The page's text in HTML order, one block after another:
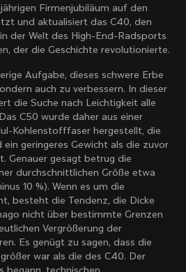
zweiter Hand
Firmenjubiläum auf den
und aktualisiert das C40, den
der Welt des High-End-Radsports
der die Geschichte revolutionierte.
Aufgabe, dieses schwere Erbe
auch zu verbessern. In dieser
die Suche nach Leichtigkeit alle
C50 wurde daher aus einer
Kohlenstofffaser hergestellt, die
geringeres Gewicht als die zuvor
Genauer gesagt betrug die
durchschnittlichen Größe etwa
10 %). Wenn es um die
besteht die Tendenz, die Dicke
nicht über bestimmte Grenzen
Vergrößerung der
Es genügt zu sagen, dass die
war als die des C40. Der
Nachrichten von Colnago
Newsletter